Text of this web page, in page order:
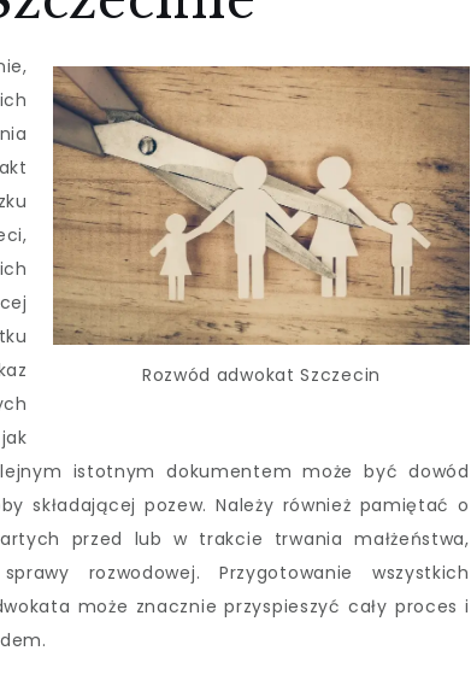
Rozwód adwokat Szczecin
istotnym dokumentem może być dowód
składającej pozew. Należy również pamiętać o
przed lub w trakcie trwania małżeństwa,
rozwodowej. Przygotowanie wszystkich
może znacznie przyspieszyć cały proces i